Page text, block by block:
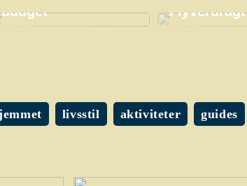
budget
Flyverdragt
livsstil aktiviteter guides